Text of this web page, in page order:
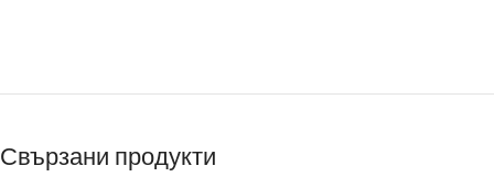
Свързани продукти